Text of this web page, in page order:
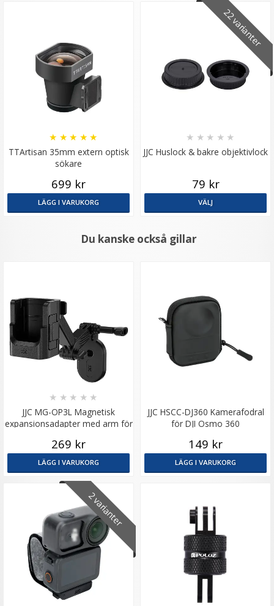
TTArtisan 35mm extern optisk
sökare
★ ★ ★ ★ ★
699 kr
LÄGG I VARUKORG
22 varianter
JJC Huslock & bakre objektivlock
★ ★ ★ ★ ★
79 kr
VÄLJ
Du kanske också gillar
JJC MG-OP3L Magnetisk
expansionsadapter med arm för
★ ★ ★ ★ ★
269 kr
LÄGG I VARUKORG
JJC HSCC-DJ360 Kamerafodral
för DJI Osmo 360
149 kr
LÄGG I VARUKORG
2 varianter